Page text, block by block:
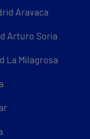
Aravaca
Arturo Soria
La Milagrosa